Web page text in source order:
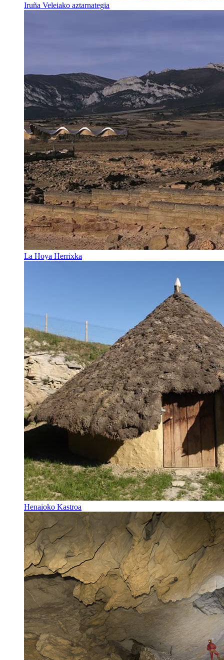
Iruña Veleiako aztarnategia
La Hoya Herrixka
Henaioko Kastroa